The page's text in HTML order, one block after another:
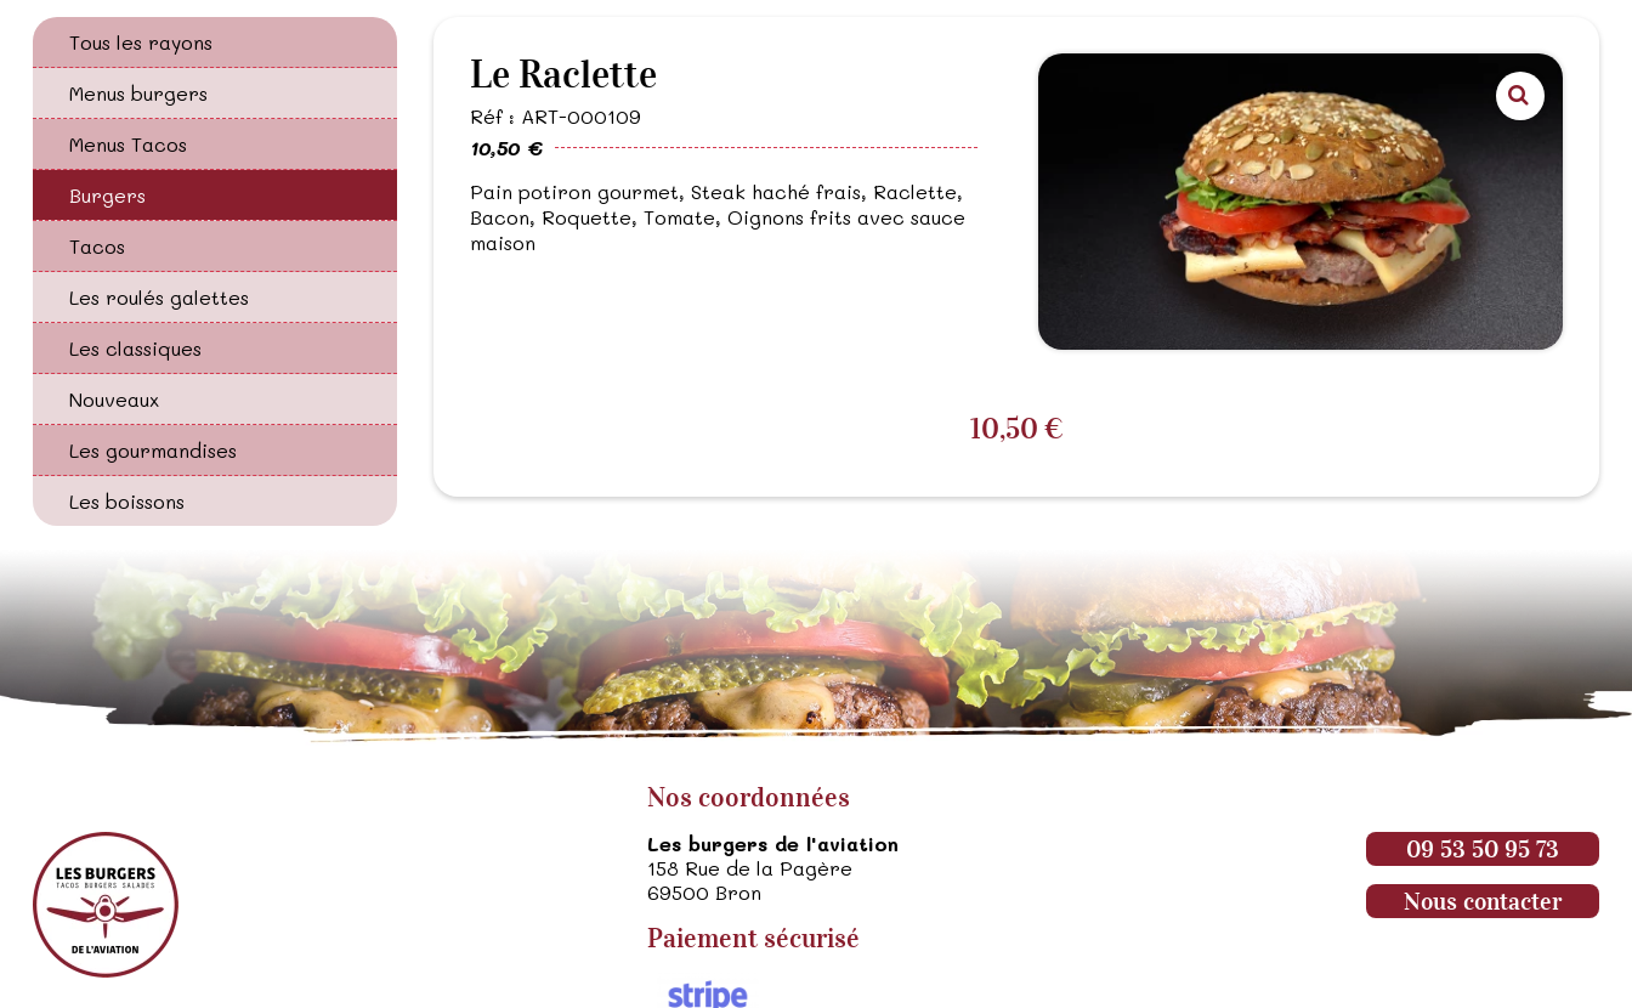
Tous les rayons
Menus burgers
Menus Tacos
Burgers
Tacos
Les roulés galettes
Les classiques
Nouveaux
Les gourmandises
Les boissons
Le Raclette
Réf : ART-000109
10,50 €
Pain potiron gourmet, Steak haché frais, Raclette,
Bacon, Roquette, Tomate, Oignons frits avec sauce
maison
10,50 €
Nos coordonnées
Les burgers de l'aviation
158 Rue de la Pagère
69500 Bron
Paiement sécurisé
09 53 50 95 73
Nous contacter